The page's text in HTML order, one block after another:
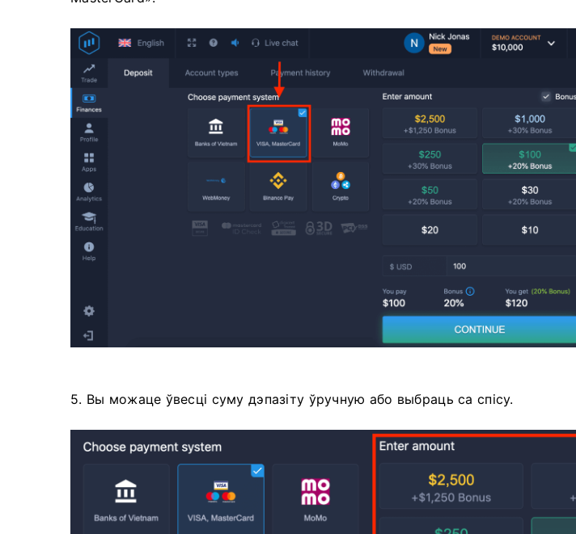
5. Вы можаце ўвесці суму дэпазіту ўручную або выбраць са спісу.